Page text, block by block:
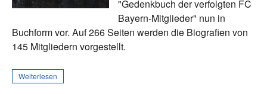
"Gedenkbuch der verfolgten FC
Bayern-Mitglieder" nun in
Buchform vor. Auf 266 Seiten werden die Biografien von
145 Mitgliedern vorgestellt.
Weiterlesen